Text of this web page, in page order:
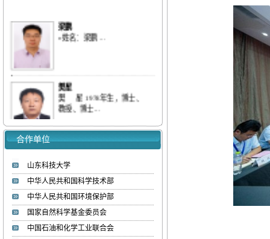
筛...
我室梁鹏&刘庆等综述多孔碳材料对气态
污...
热烈欢迎李彦坤博士加入低碳能源化工实验
室
»姓名：梁鹏 ...
樊 星 1978年生，博士、
教授、博士...
赵国明
»姓名：赵国明 ...
刘庆
»姓名：刘庆 ...
合作单位
山东科技大学
中华人民共和国科学技术部
中华人民共和国环境保护部
国家自然科学基金委员会
中国石油和化学工业联合会